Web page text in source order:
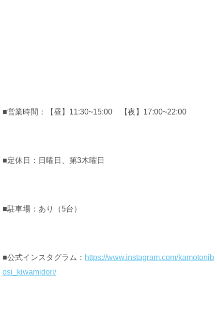
■営業時間：【昼】11:30~15:00 【夜】17:00~22:00
■定休日：日曜日、第3木曜日
■駐車場：あり（5台）
■公式インスタグラム： https://www.instagram.com/kamotonib
osi_kiwamidori/